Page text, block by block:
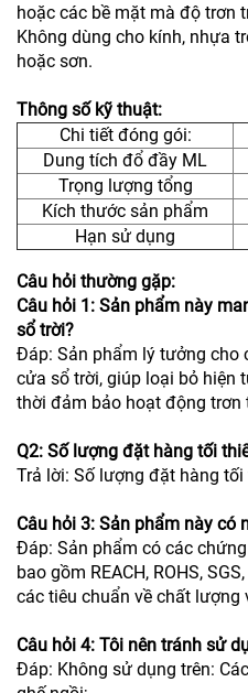
hoặc các bề mặt mà độ trơn
Không dùng cho kính, nhựa
hoặc sơn.
Thông số kỹ thuật:
Chi tiết đóng gói:
Dung tích đổ đầy ML
Trọng lượng tổng
Kích thước sản phẩm
Hạn sử dụng
Câu hỏi thường gặp:
Câu hỏi 1: Sản phẩm này
sổ trời?
Đáp: Sản phẩm lý tưởng cho
cửa sổ trời, giúp loại bỏ hiện
thời đảm bảo hoạt động trơn
Q2: Số lượng đặt hàng tối
Trả lời: Số lượng đặt hàng
Câu hỏi 3: Sản phẩm này có
Đáp: Sản phẩm có các
bao gồm REACH, ROHS,
các tiêu chuẩn về chất lượng
Câu hỏi 4: Tôi nên tránh sử
Đáp: Không sử dụng trên: